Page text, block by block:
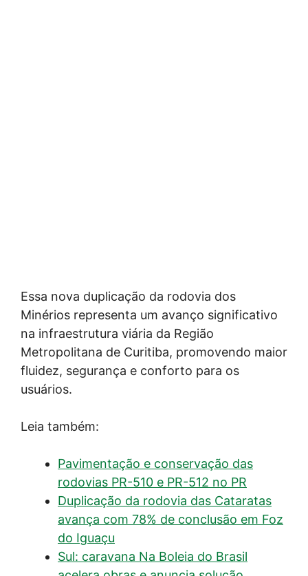
Essa nova duplicação da rodovia dos
Minérios representa um avanço significativo
na infraestrutura viária da Região
Metropolitana de Curitiba, promovendo maior
fluidez, segurança e conforto para os
usuários.
Leia também:
Pavimentação e conservação das
rodovias PR-510 e PR-512 no PR
Duplicação da rodovia das Cataratas
avança com 78% de conclusão em Foz
do Iguaçu
Sul: caravana Na Boleia do Brasil